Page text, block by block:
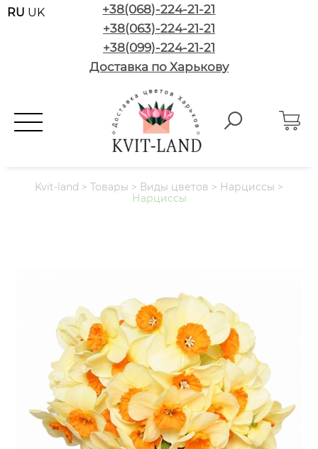
RU UK
+38(068)-224-21-21
+38(063)-224-21-21
+38(099)-224-21-21
Доставка по Харькову
Kvit-land > Товары > Виды цветов > Нарциcсы >
Нарциссы